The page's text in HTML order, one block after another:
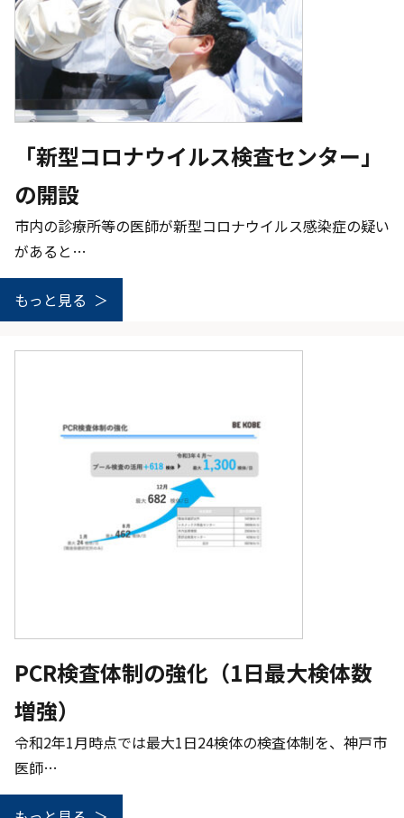
「新型コロナウイルス検査センター」
の開設
市内の診療所等の医師が新型コロナウイルス感染症の疑い
があると…
もっと見る
PCR検査体制の強化（1日最大検体数
増強）
令和2年1月時点では最大1日24検体の検査体制を、神戸市
医師…